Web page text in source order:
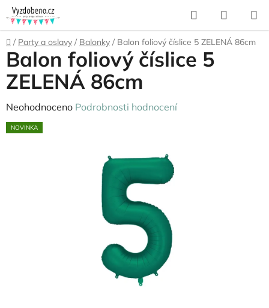
Přejít
na
obsah
Hledat
KOŠÍK
Domů
/ Party a oslavy / Balonky / Balon foliový číslice 5 ZELENÁ 86cm
Balon foliový číslice 5
ZELENÁ 86cm
Průměrné
hodnocení
Neohodnoceno Podrobnosti hodnocení
NOVINKA